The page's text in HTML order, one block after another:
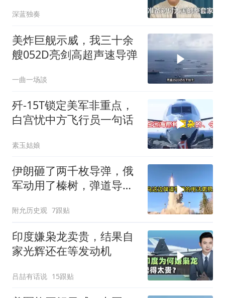
深蓝独奏
美炸巨舰示威，我三十余
艘052D亮剑高超声速导弹
一曲一场談
歼-15T锁定美军非重点，
白宫忧中方飞行员一句话
素玉姑娘
伊朗砸了两千枚导弹，俄
军动用了榛树，弹道导弹
附允历史观 7跟贴
印度嫌枭龙卖贵，结果自
家光辉还在等发动机
吕喆有话说 15跟贴